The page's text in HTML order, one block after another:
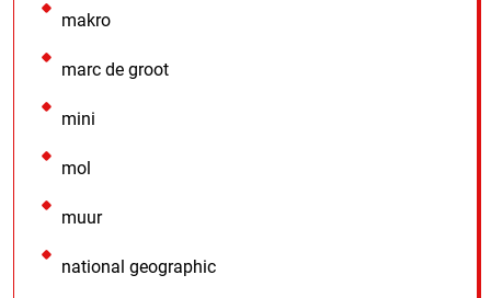
makro
marc de groot
mini
mol
muur
national geographic